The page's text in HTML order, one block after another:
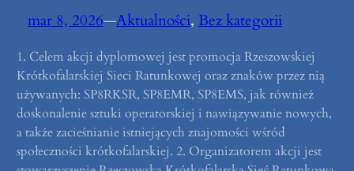
mar 8, 2026—Aktualności, Bez kategorii
1. Celem akcji dyplomowej jest promocja Rzeszowskiej
Krótkofalarskiej Sieci Ratunkowej oraz znaków przez nią
używanych: SP8RKSR, SP8EMR, SP8EMS, jak również
doskonalenie sztuki operatorskiej i nawiązywanie nowych,
a także zacieśnianie istniejących znajomości wśród
społeczności krótkofalarskiej. 2. Organizatorem akcji jest